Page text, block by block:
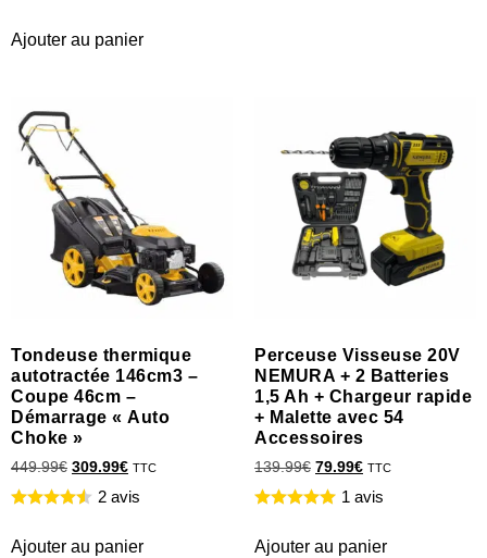
Ajouter au panier
Tondeuse thermique
autotractée 146cm3 –
Coupe 46cm –
Démarrage « Auto
Choke »
449.99€ 309.99€ TTC
2 avis
Ajouter au panier
Perceuse Visseuse 20V
NEMURA + 2 Batteries
1,5 Ah + Chargeur rapide
+ Malette avec 54
Accessoires
139.99€ 79.99€ TTC
1 avis
Ajouter au panier